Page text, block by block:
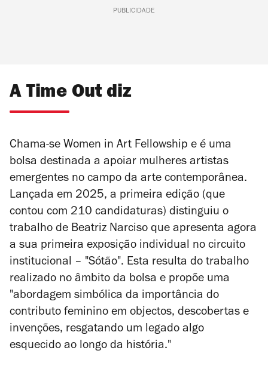
PUBLICIDADE
A Time Out diz
Chama-se Women in Art Fellowship e é uma
bolsa destinada a apoiar mulheres artistas
emergentes no campo da arte contemporânea.
Lançada em 2025, a primeira edição (que
contou com 210 candidaturas) distinguiu o
trabalho de Beatriz Narciso que apresenta agora
a sua primeira exposição individual no circuito
institucional – "Sótão". Esta resulta do trabalho
realizado no âmbito da bolsa e propõe uma
"abordagem simbólica da importância do
contributo feminino em objectos, descobertas e
invenções, resgatando um legado algo
esquecido ao longo da história."